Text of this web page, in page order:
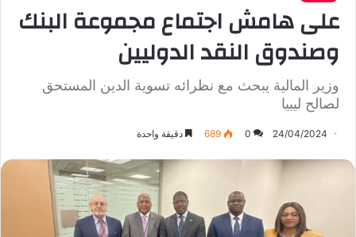
على هامش اجتماع مجموعة البنك
وصندوق النقد الدوليين
وزير المالية يبحث مع نظرائه تسوية الدين المستحق
لصالح ليبيا
24/04/2024
0
689 دقيقة واحدة